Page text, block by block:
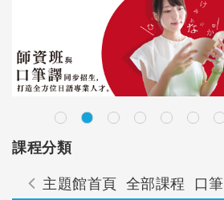
課程分類
主題館首頁 全部課程 口